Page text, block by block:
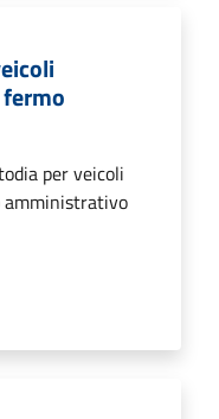
per veicoli
amministrativo